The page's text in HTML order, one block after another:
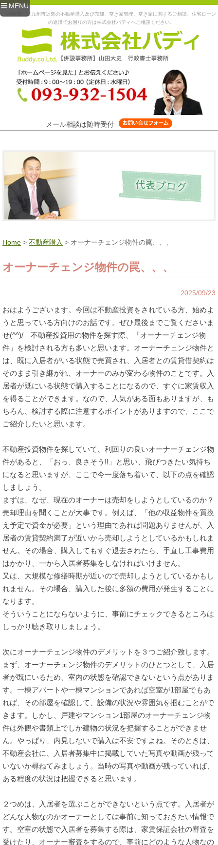
MENU
福岡県、北九州市近郊の不動産購入及び売却、空き家管理、空き家に関するご相談、住宅ローン
の返済でお困りの方は株式会社バディへご相談ください。
メール相談は随時受付
Home > 不動産購入 > オーナーチェンジ物件の罠、、、
オーナーチェンジ物件の罠、、、
2025/09/23
おはようございます。今回は不動産投資をされている方、始めよ
うと思っている方向けのお話です。ぜひ最後までご覧くださいま
せ(^^)/ 不動産投資用の物件を探す際、「オーナーチェンジ物
件」を検討される方も多いと思います。オーナーチェンジ物件と
は、既に入居者がいる状態で売買され、入居者との賃貸借契約は
そのまま引き継がれ、オーナーのみが変わる物件のことです。入
居者が既にいる状態で購入することになるので、すぐに家賃収入
を得ることができます。なので、人気がある面もありますが、も
ちろん、検討する際に注意するポイントがありますので、ここで
ご紹介したいと思います。
不動産投資物件を探していて、利回りの良いオーナーチェンジ物
件があると、「おっ、良さそう‼」と思い、飛びつきたい気持ち
になると思いますが、ここで今一度落ち着いて、以下の点を確認
しましょう。
まずは、なぜ、現在のオーナーは売却をしようとしているのか？
売却理由を聞くことが大事です。例えば、「他の収益物件を買換
え予定で資金が必要」という理由であれば問題ありませんが、入
居者の賃貸契約満了が近いから売却しようとしているかもしれま
せん。その場合、購入してもすぐ退去されたら、手直し工事費用
はかかり、一から入居者募集をしなければいけません。
又は、大規模な修繕時期が近いので売却しようとしているかもし
れません。その場合、購入した後に多額の費用が発生することに
なります。
そういうことにならないように、事前にチェックできるところは
しっかり聴き取りしましょう。
次にオーナーチェンジ物件のデメリットを３つご紹介致します。
まず、オーナーチェンジ物件のデメリットのひとつとして、入居
者が既にいるため、室内の状態を確認できないという点がありま
す。一棟アパートや一棟マンションであれば空室が1部屋でもあ
れば、その部屋を確認して、設備の状況や雰囲気を掴むことがで
きます。しかし、戸建やマンション1部屋のオーナーチェンジ物
件は外観や書類上でしか建物の状況を把握することができませ
ん。やっぱり、内見しないで購入は不安ですよね。そのときは、
不動産会社に、入居者募集中に掲載していた写真や動画が残って
いないか尋ねてみましょう。当時の写真や動画が残っていれば、
ある程度の状況は把握できると思います。
２つめは、入居者を選ぶことができないという点です。入居者が
どんな人物なのかオーナーとしては事前に知っておきたい情報で
す。空室の状態で入居者を募集する際は、家賃保証会社の審査を
受けたり、オーナー審査をするので、事前にどのような人物なの